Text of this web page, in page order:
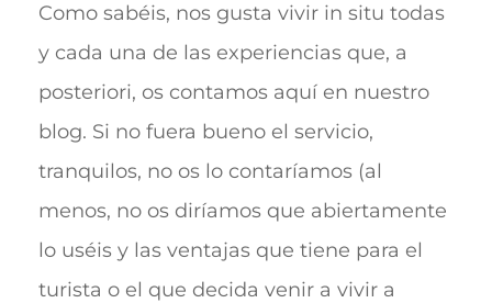
Como sabéis, nos gusta vivir in situ todas
y cada una de las experiencias que, a
posteriori, os contamos aquí en nuestro
blog. Si no fuera bueno el servicio,
tranquilos, no os lo contaríamos (al
menos, no os diríamos que abiertamente
lo uséis y las ventajas que tiene para el
turista o el que decida venir a vivir a